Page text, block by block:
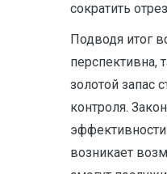
сократить
Подводя итог
перспективна,
золотой запас
контроля.
эффективности
возникает